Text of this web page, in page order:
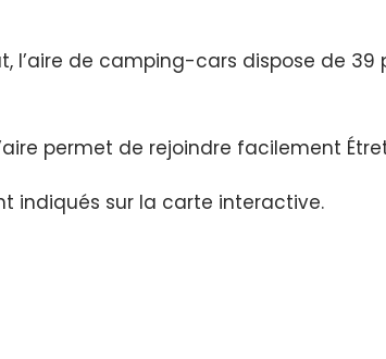
l’aire de camping-cars dispose de
permet de rejoindre facilement
indiqués sur la carte interactive.